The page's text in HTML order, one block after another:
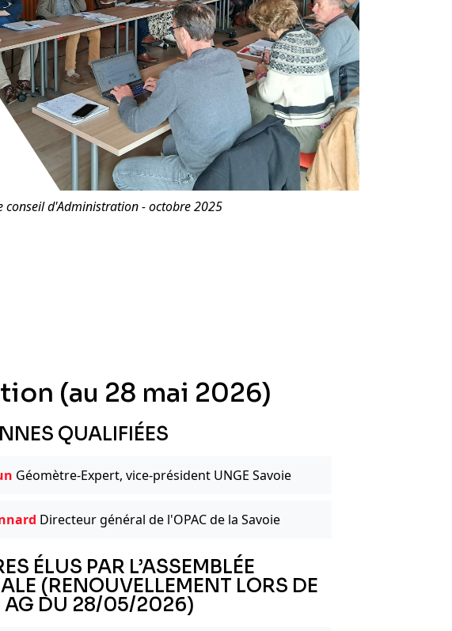
conseil d'Administration - octobre 2025
(au 28 mai 2026)
QUALIFIÉES
Géomètre-Expert, vice-président UNGE Savoie
Directeur général de l'OPAC de la Savoie
ÉLUS PAR L’ASSEMBLÉE
(RENOUVELLEMENT LORS DE
AG DU 28/05/2026)